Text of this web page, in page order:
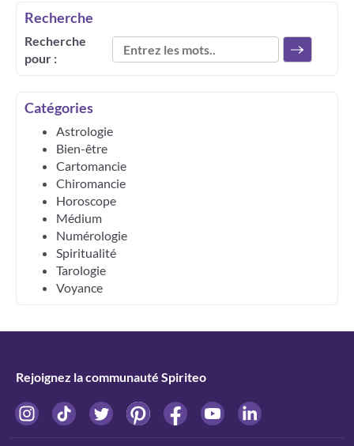
Recherche
Recherche
pour :
Catégories
Astrologie
Bien-être
Cartomancie
Chiromancie
Horoscope
Médium
Numérologie
Spiritualité
Tarologie
Voyance
Rejoignez la communauté Spiriteo